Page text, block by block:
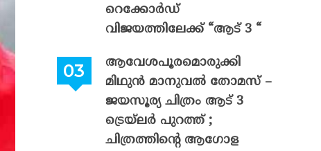
റെക്കോർഡ്
വിജയത്തിലേക്ക് “ആട് 3 “
ആവേശപൂരമൊരുക്കി
മിഥുൻ മാനുവൽ തോമസ് –
ജയസൂര്യ ചിത്രം ആട് 3
ട്രെയ്‌ലർ പുറത്ത് ;
ചിത്രത്തിന്റെ ആഗോള